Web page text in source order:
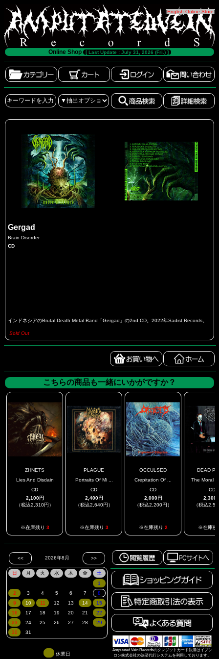
[English Online Store]
Online Shop [ Last Update : July 31, 2026 (Fri.) ]
Gergad
Brain Disorder
CD
インドネシアのBrutal Death Metal Band「Gergad」の2nd CD。2022年Sadist Records。
Sold Out
こちらの商品も一緒にいかがですか？
ZHNETS
Lies And Disdain
CD
2,100円
（税込2,310円）
※在庫残り 3
PLAGUE
Portraits Of Mi ...
CD
2,400円
（税込2,640円）
※在庫残り 3
OCCULSED
Crepitation Of ...
CD
2,000円
（税込2,200円）
※在庫残り 2
DEAD
The Moral
CD
2,300
（税込
※在庫残
Amputated Vein Recordsのクレジットカード決済はイプシ
ロン株式会社の決済代行システムを利用しております。
休業日